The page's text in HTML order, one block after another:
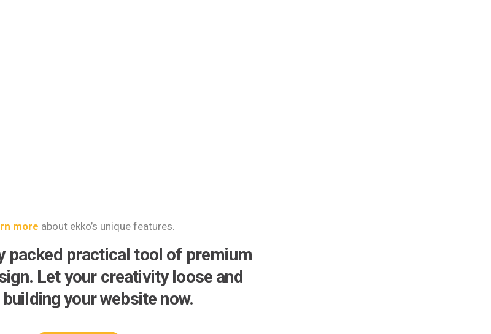
more about ekko’s unique features.
packed practical tool of premium
Let your creativity loose and
your website now.